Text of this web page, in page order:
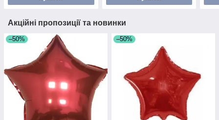
Акційні пропозиції та новинки
–50% –50%